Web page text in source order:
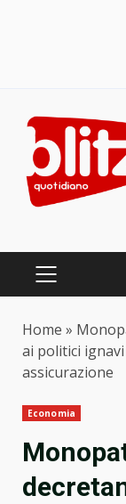
content
PRIMARY
Home »
ai politici
assicurazione
Economia